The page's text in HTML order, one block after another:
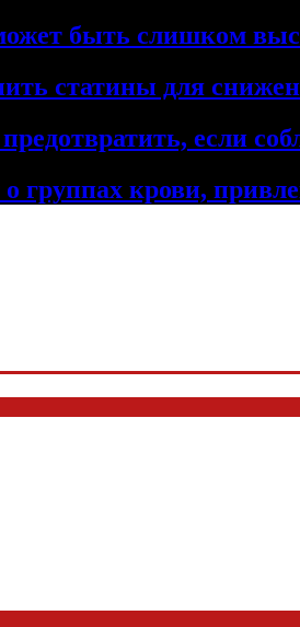
быть слишком
статины для
если
группах крови,